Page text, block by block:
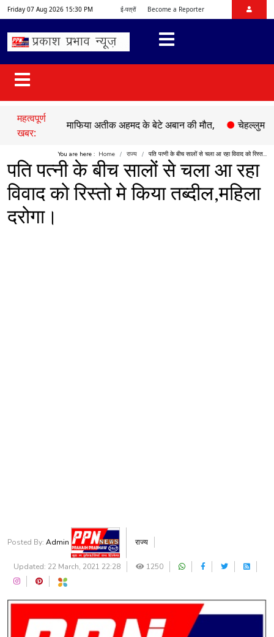
Friday 07 Aug 2026 15:30 PM ई-पत्रों Become a Reporter
महत्वपूर्ण
खबर:
में माफिया अतीक अहमद के बेटे अबान की मौत, ●चेहल्लुम पर अकीदत
You are here : Home राज्य पति पत्नी के बीच सालों से चला आ रहा विवाद को रिस्त...
पति पत्नी के बीच सालों से चला आ रहा
विवाद को रिस्तो मे किया तब्दील,महिला
दरोगा।
Posted By: Admin राज्य
Updated: 22 March, 2021 22:28 1250